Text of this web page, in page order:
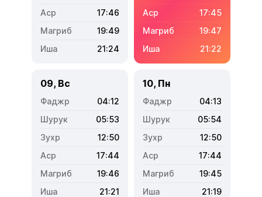
17:46
19:49
21:24
17:45
19:47
21:22
09, Вс
04:12
05:53
12:50
17:44
19:46
21:21
10, Пн
04:13
05:54
12:50
17:44
19:45
21:19